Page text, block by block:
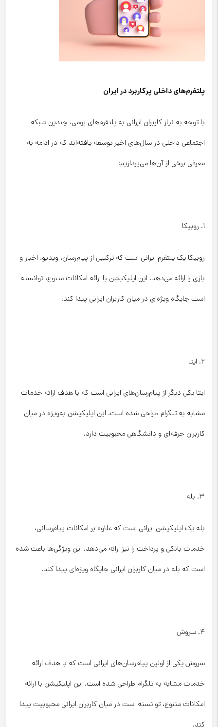
پلتفرم‌های داخلی پرکاربرد در ایران
با توجه به نیاز کاربران ایرانی به پلتفرم‌های بومی، چندین شبکه
اجتماعی داخلی در سال‌های اخیر توسعه یافته‌اند که در ادامه به
معرفی برخی از آن‌ها می‌پردازیم:
۱. روبیکا
روبیکا یک پلتفرم ایرانی است که ترکیبی از پیام‌رسان، ویدیو، اخبار و
بازی را ارائه می‌دهد. این اپلیکیشن با ارائه امکانات متنوع، توانسته
است جایگاه ویژه‌ای در میان کاربران ایرانی پیدا کند.
۲. ایتا
ایتا یکی دیگر از پیام‌رسان‌های ایرانی است که با هدف ارائه خدمات
مشابه به تلگرام طراحی شده است. این اپلیکیشن به‌ویژه در میان
کاربران حرفه‌ای و دانشگاهی محبوبیت دارد.
۳. بله
بله یک اپلیکیشن ایرانی است که علاوه بر امکانات پیام‌رسانی،
خدمات بانکی و پرداخت را نیز ارائه می‌دهد. این ویژگی‌ها باعث شده
است که بله در میان کاربران ایرانی جایگاه ویژه‌ای پیدا کند.
۴. سروش
سروش یکی از اولین پیام‌رسان‌های ایرانی است که با هدف ارائه
خدمات مشابه به تلگرام طراحی شده است. این اپلیکیشن با ارائه
امکانات متنوع، توانسته است در میان کاربران ایرانی محبوبیت پیدا